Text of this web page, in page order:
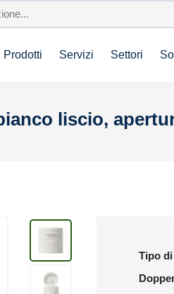
Prodotti Servizi Settori
liscio,
Tipo